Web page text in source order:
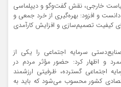
خارجی، نقش گفت‌وگو و دیپلماسی
و افزود: بهره‌گیری از خرد جمعی و
کیفیت تصمیم‌سازی و افزایش کارآمدی
سرمایه اجتماعی را یکی از
و اظهار کرد: حضور مؤثر مردم در
اجتماعی گسترده، ظرفیتی ارزشمند
کشور محسوب می‌شود که باید به